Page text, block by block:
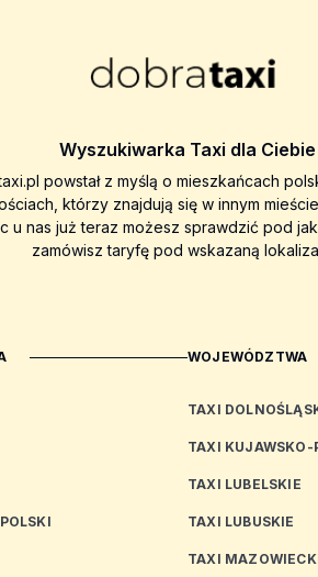
Wyszukiwarka Taxi dla Ciebie
powstał z myślą o mieszkańcach
którzy znajdują się w innym
u nas już teraz możesz sprawdzić pod
zamówisz taryfę pod wskazaną
WOJEWÓDZTWA
TAXI
TAXI KUJAWSKO-
TAXI LUBELSKIE
TAXI LUBUSKIE
TAXI